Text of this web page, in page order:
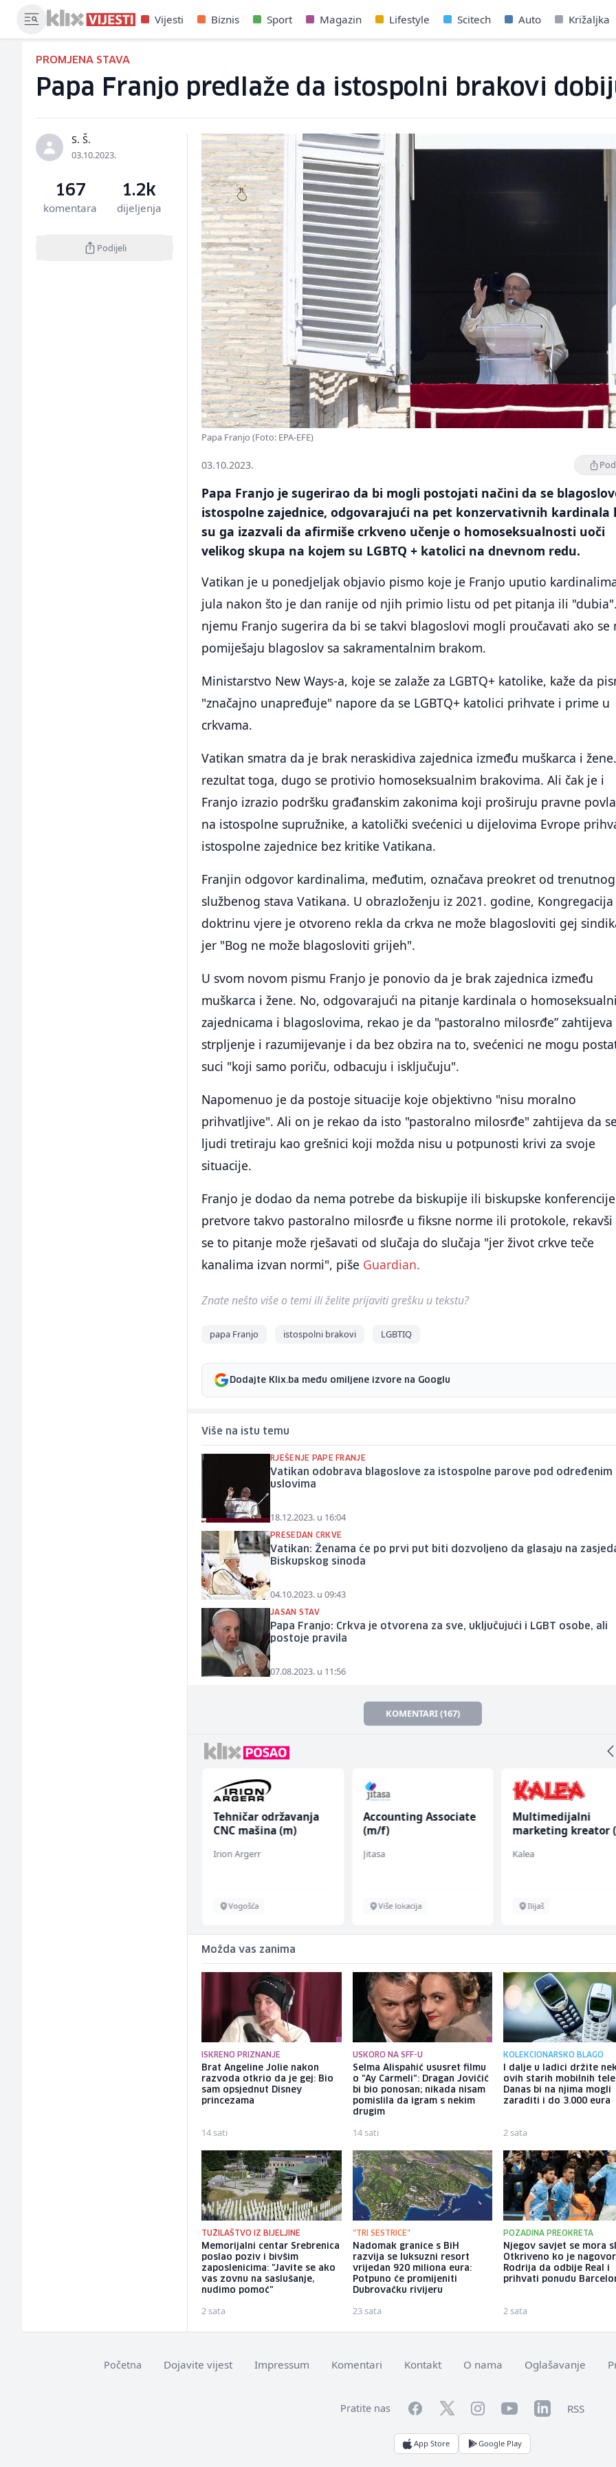
Vijesti Biznis Sport Magazin Lifestyle Scitech Auto Križaljka
PROMJENA STAVA
Papa Franjo predlaže da istospolni brakovi
S. Š.
03.10.2023.
167
komentara
1.2k
dijeljenja
Podijeli
Papa Franjo (Foto: EPA-EFE)
03.10.2023.
Papa Franjo je sugerirao da bi mogli postojati načini da se
istospolne zajednice, odgovarajući na pet konzervativnih kardinala
su ga izazvali da afirmiše crkveno učenje o homoseksualnosti uoči
velikog skupa na kojem su LGBTQ + katolici na dnevnom redu.
Vatikan je u ponedjeljak objavio pismo koje je Franjo uputio
jula nakon što je dan ranije od njih primio listu od pet pitanja ili
njemu Franjo sugerira da bi se takvi blagoslovi mogli proučavati ako se
pomiješaju blagoslov sa sakramentalnim brakom.
Ministarstvo New Ways-a, koje se zalaže za LGBTQ+ katolike, kaže da
"značajno unapređuje" napore da se LGBTQ+ katolici prihvate i prime u
crkvama.
Vatikan smatra da je brak neraskidiva zajednica između muškarca i
rezultat toga, dugo se protivio homoseksualnim brakovima. Ali čak je i
Franjo izrazio podršku građanskim zakonima koji proširuju pravne
na istospolne supružnike, a katolički svećenici u dijelovima Evrope
istospolne zajednice bez kritike Vatikana.
Franjin odgovor kardinalima, međutim, označava preokret od trenutnog
službenog stava Vatikana. U obrazloženju iz 2021. godine, Kongregacija
doktrinu vjere je otvoreno rekla da crkva ne može blagosloviti gej
jer "Bog ne može blagosloviti grijeh".
U svom novom pismu Franjo je ponovio da je brak zajednica između
muškarca i žene. No, odgovarajući na pitanje kardinala o
zajednicama i blagoslovima, rekao je da "pastoralno milosrđe” zahtijeva
strpljenje i razumijevanje i da bez obzira na to, svećenici ne mogu
suci "koji samo poriču, odbacuju i isključuju".
Napomenuo je da postoje situacije koje objektivno "nisu moralno
prihvatljive". Ali on je rekao da isto "pastoralno milosrđe" zahtijeva da se
ljudi tretiraju kao grešnici koji možda nisu u potpunosti krivi za svoje
situacije.
Franjo je dodao da nema potrebe da biskupije ili biskupske konferencije
pretvore takvo pastoralno milosrđe u fiksne norme ili protokole, rekavši
se to pitanje može rješavati od slučaja do slučaja "jer život crkve teče
kanalima izvan normi", piše Guardian.
Znate nešto više o temi ili želite prijaviti grešku u tekstu?
papa Franjo istospolni brakovi LGBTIQ
Dodajte Klix.ba među omiljene izvore na Googlu
Više na istu temu
RJEŠENJE PAPE FRANJE
Vatikan odobrava blagoslove za istospolne parove pod određenim
uslovima
18.12.2023. u 16:04
PRESEDAN CRKVE
Vatikan: Ženama će po prvi put biti dozvoljeno da glasaju na
Biskupskog sinoda
04.10.2023. u 09:43
JASAN STAV
Papa Franjo: Crkva je otvorena za sve, uključujući i LGBT osobe, ali
postoje pravila
07.08.2023. u 11:56
KOMENTARI (167)
Tehničar održavanja
CNC mašina (m)
Irion Argerr
Vogošća
Accounting Associate
(m/f)
Jitasa
Više lokacija
Multimedijalni
marketing kreator
Kalea
Ilijaš
Možda vas zanima
ISKRENO PRIZNANJE
Brat Angeline Jolie nakon
razvoda otkrio da je gej: Bio
sam opsjednut Disney
princezama
14 sati
USKORO NA SFF-U
Selma Alispahić ususret filmu
o "Ay Carmeli": Dragan Jovičić
bi bio ponosan; nikada nisam
pomislila da igram s nekim
drugim
14 sati
KOLEKCIONARSKO BLAGO
I dalje u ladici držite
ovih starih mobilnih
Danas bi na njima mogli
zaraditi i do 3.000 eura
2 sata
TUŽILAŠTVO IZ BIJELJINE
Memorijalni centar Srebrenica
poslao poziv i bivšim
zaposlenicima: "Javite se ako
vas zovnu na saslušanje,
nudimo pomoć"
2 sata
"TRI SESTRICE"
Nadomak granice s BiH
razvija se luksuzni resort
vrijedan 920 miliona eura:
Potpuno će promijeniti
Dubrovačku rivijeru
23 sata
POZADINA PREOKRETA
Njegov savjet se mora
Otkriveno ko je
Rodrija da odbije Real i
prihvati ponudu
2 sata
Početna Dojavite vijest Impressum Komentari Kontakt O nama Oglašavanje
Pratite nas FacebookTwitterInstagramYouTubeLinkedInRSS
App Store Google Play